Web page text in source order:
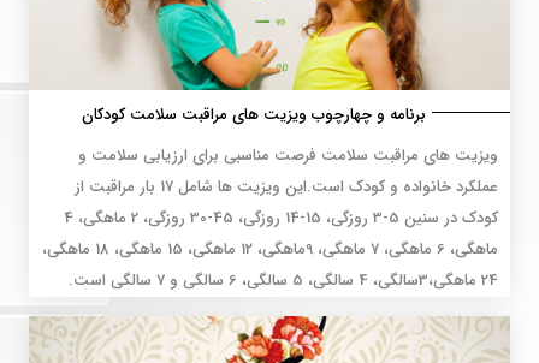
برنامه و چهارچوب ویزیت های مراقبت سلامت کودکان
ویزیت های مراقبت سلامت فرصت مناسبی برای ارزیابی سلامت و
عملکرد خانواده و کودک است.این ویزیت ها شامل 17 بار مراقبت از
کودک در سنین 5-3 روزگی، 15-14 روزگی، 45-30 روزگی، 2 ماهگی، 4
ماهگی، 6 ماهگی، 7 ماهگی، 9ماهگی، 12 ماهگی، 15 ماهگی، 18 ماهگی،
24 ماهگی،3سالگی، 4 سالگی، 5 سالگی، 6 سالگی و 7 سالگی است.